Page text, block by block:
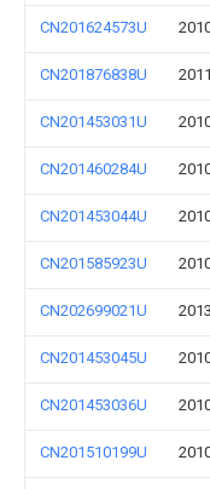
CN201624573U
CN201876838U
CN201453031U
CN201460284U
CN201453044U
CN201585923U
CN202699021U
CN201453045U
CN201453036U
CN201510199U